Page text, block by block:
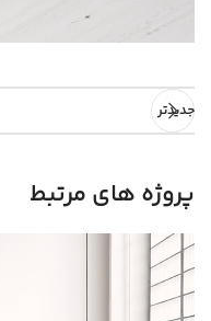
جدیدتر
پروژه های مرتبط